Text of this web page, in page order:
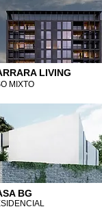
LIVING
MIXTO
BG